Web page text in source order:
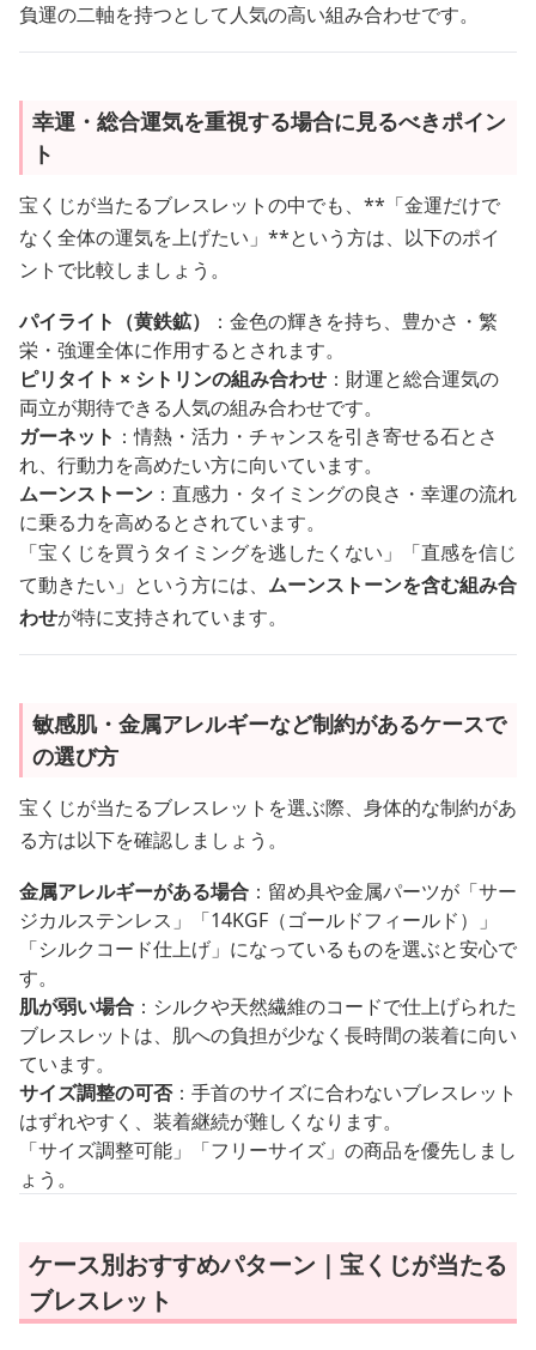
負運の二軸を持つとして人気の高い組み合わせです。
幸運・総合運気を重視する場合に見るべきポイン
ト
宝くじが当たるブレスレットの中でも、**「金運だけで
なく全体の運気を上げたい」**という方は、以下のポイ
ントで比較しましょう。
パイライト（黄鉄鉱）
：金色の輝きを持ち、豊かさ・繁
栄・強運全体に作用するとされます。
ピリタイト × シトリンの組み合わせ ：財運と総合運気の
両立が期待できる人気の組み合わせです。
ガーネット ：情熱・活力・チャンスを引き寄せる石とさ
れ、行動力を高めたい方に向いています。
ムーンストーン ：直感力・タイミングの良さ・幸運の流れ
に乗る力を高めるとされています。
「宝くじを買うタイミングを逃したくない」「直感を信じ
て動きたい」という方には、 ムーンストーンを含む組み合
わせが特に支持されています。
敏感肌・金属アレルギーなど制約があるケースで
の選び方
宝くじが当たるブレスレットを選ぶ際、身体的な制約があ
る方は以下を確認しましょう。
金属アレルギーがある場合 ：留め具や金属パーツが「サー
ジカルステンレス」「14KGF（ゴールドフィールド）」
「シルクコード仕上げ」になっているものを選ぶと安心で
す。
肌が弱い場合 ：シルクや天然繊維のコードで仕上げられた
ブレスレットは、肌への負担が少なく長時間の装着に向い
ています。
サイズ調整の可否：手首のサイズに合わないブレスレット
はずれやすく、装着継続が難しくなります。
「サイズ調整可能」「フリーサイズ」の商品を優先しまし
ょう。
ケース別おすすめパターン｜宝くじが当たる
ブレスレット